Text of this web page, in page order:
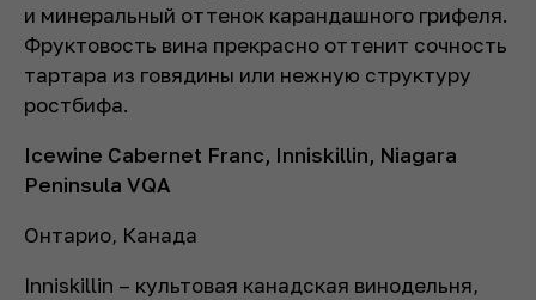
и минеральный оттенок карандашного грифеля.
Фруктовость вина прекрасно оттенит сочность
тартара из говядины или нежную структуру
ростбифа.
Icewine Cabernet Franc, Inniskillin, Niagara
Peninsula VQA
Онтарио, Канада
Inniskillin – культовая канадская винодельня,